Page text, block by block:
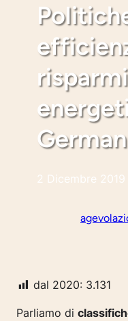
2 Dicembre 2019
dal 2020: 3.131
Parliamo di